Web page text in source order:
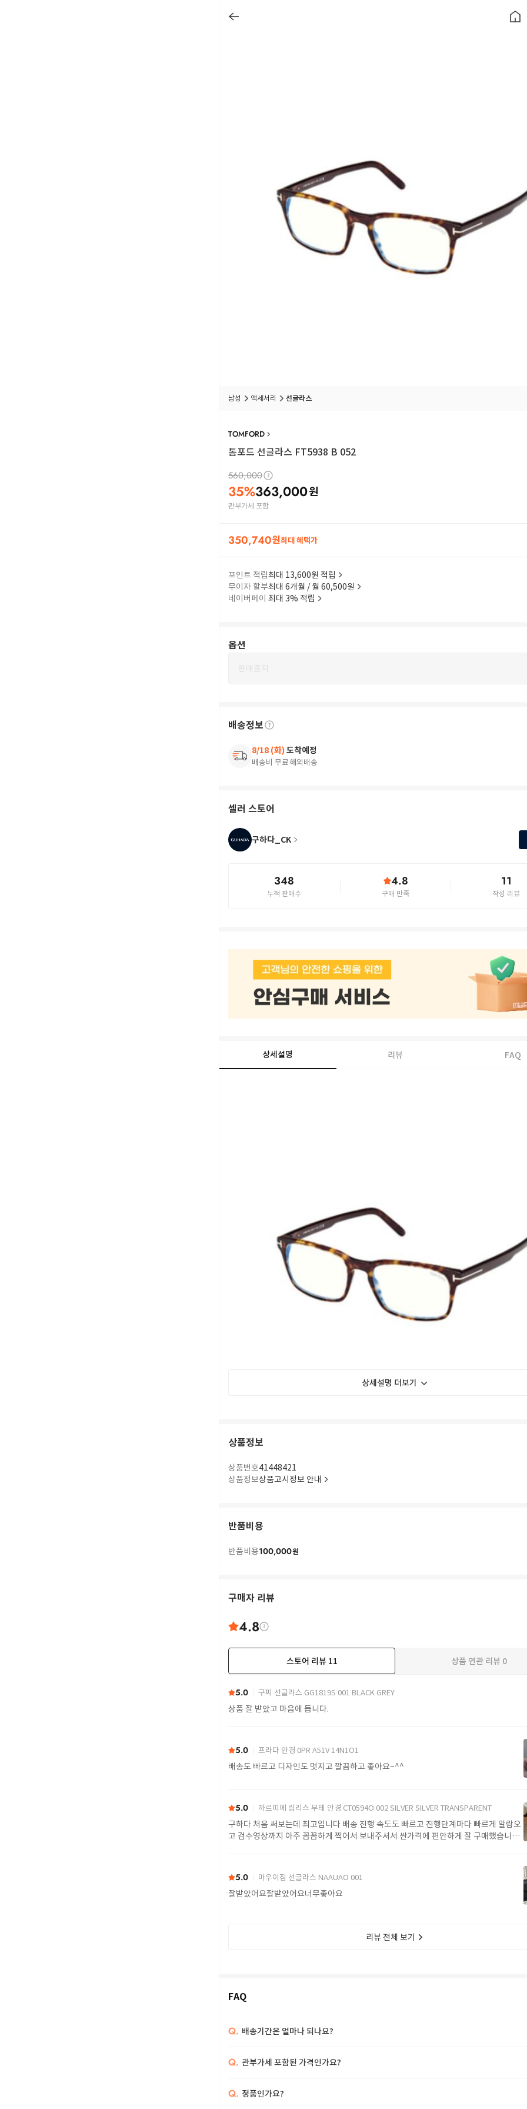
남성 액세서리 선글라스
TOMFORD
톰포드 선글라스 FT5938 B 052
560,000
35%363,000원
관부가세 포함
350,740원최대 혜택가
포인트 적립최대 13,600원 적립
무이자 할부최대 6개월 / 월 60,500원
네이버페이 최대 3% 적립
옵션
판매중지
배송정보
8/18 (화) 도착예정
배송비 무료해외배송
셀러 스토어
구하다_CK
348
누적 판매수
4.8
구매 만족
11
작성 리뷰
상세설명 리뷰 FAQ
상세설명 더보기
상품정보
상품번호41448421
상품정보상품고시정보 안내
반품비용
반품비용100,000원
구매자 리뷰
4.8
스토어 리뷰 11 상품 연관 리뷰 0
5.0 구찌 선글라스 GG1819S 001 BLACK GREY
상품 잘 받았고 마음에 듭니다.
5.0 프라다 안경 0PR A51V 14N1O1
배송도 빠르고 디자인도 멋지고 깔끔하고 좋아요~^^
5.0 까르띠에 림리스 무테 안경 CT0594O 002 SILVER SILVER TRANSPARENT
구하다 처음 써보는데 최고입니다 배송 진행 속도도 빠르고 진행단계마다 빠르게 알람오
고 검수영상까지 아주 꼼꼼하게 찍어서 보내주셔서 싼가격에 편안하게 잘 구매했습니다.
5.0 마우이짐 선글라스 NAAUAO 001
잘받았어요잘받았어요너무좋아요
리뷰 전체 보기
FAQ
Q. 배송기간은 얼마나 되나요?
Q. 관부가세 포함된 가격인가요?
Q. 정품인가요?